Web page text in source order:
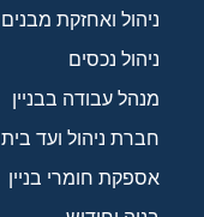
ניהול ואחזקת מבנים
ניהול נכסים
מנהל עבודה בבניין
חברת ניהול ועד בית
אספקת חומרי בניין